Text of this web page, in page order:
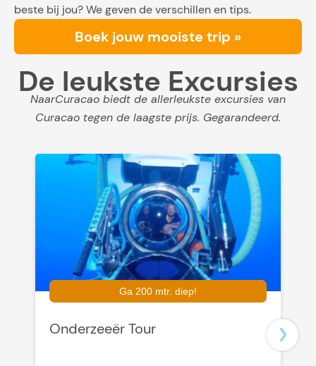
beste bij jou? We geven de verschillen en tips.
Boek jouw mooiste trip »
De leukste Excursies
NaarCuracao biedt de allerleukste excursies van
Curacao tegen de laagste prijs. Gegarandeerd.
Ga 200 mtr. diep!
Onderzeeër Tour